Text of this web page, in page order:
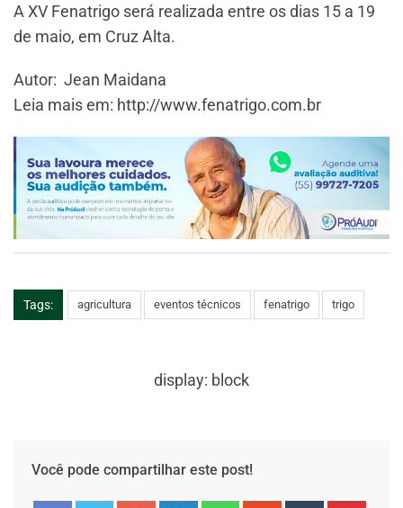
A XV Fenatrigo será realizada entre os dias 15 a 19
de maio, em Cruz Alta.
Autor: Jean Maidana
Leia mais em: http://www.fenatrigo.com.br
Tags: agricultura eventos técnicos fenatrigo trigo
display: block
Você pode compartilhar este post!